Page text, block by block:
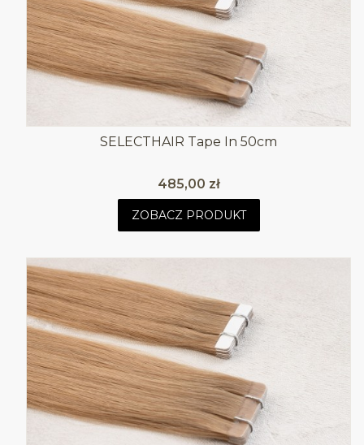
SELECTHAIR Tape In 50cm
Cena
485,00 zł
ZOBACZ PRODUKT